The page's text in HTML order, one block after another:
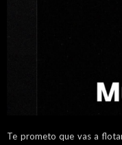
Te prometo que vas a